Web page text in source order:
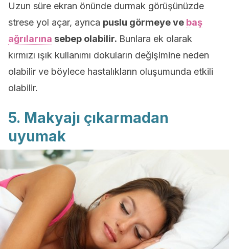
Uzun süre ekran önünde durmak görüşünüzde
strese yol açar, ayrıca puslu görmeye ve baş
ağrılarına sebep olabilir. Bunlara ek olarak
kırmızı ışık kullanımı dokuların değişimine neden
olabilir ve böylece hastalıkların oluşumunda etkili
olabilir.
5. Makyajı çıkarmadan
uyumak